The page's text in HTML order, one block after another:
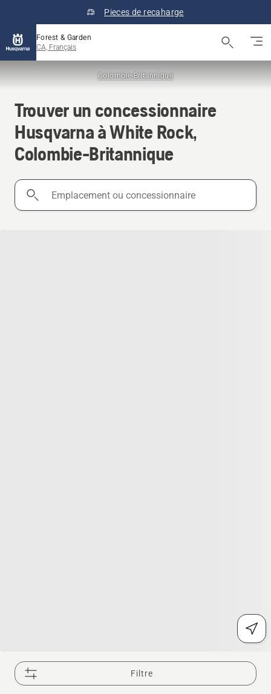
Pieces de recaharge
Forest & Garden
CA, Français
Colombie-Britannique
Trouver un concessionnaire
Husqvarna à White Rock,
Colombie-Britannique
Emplacement
Filtre